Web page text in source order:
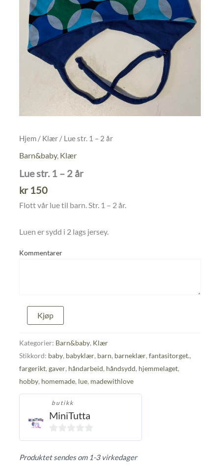
Hjem / Klær / Lue str. 1 – 2 år
Barn&baby, Klær
Lue str. 1 – 2 år
kr150
Flott vår lue til barn. Str. 1 – 2 år.
Luen er sydd i 2 lags jersey.
Kommentarer
Lue
-
år
antall
Kjøp
Kategorier: Barn&baby, Klær
Stikkord: baby, babyklær, barn, barneklær,fantasitorget.,
fargerikt,gaver, håndarbeid, håndsydd, hjemmelaget,
hobby, homemade, lue, madewithlove
butikk
MiniTutta
0
Produktet sendes om 1-3 virkedager